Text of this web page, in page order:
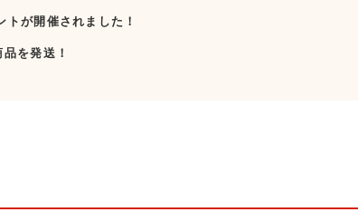
が開催されました！
を発送！